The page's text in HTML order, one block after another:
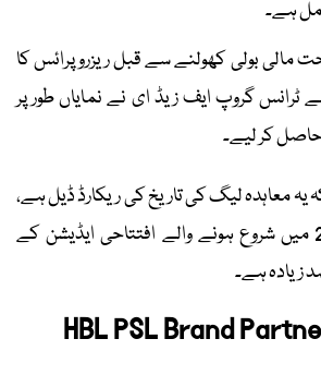
ہے۔
مالی بولی کھولنے سے قبل ریزرو پرائس کا
ٹرانس گروپ ایف زیڈ ای نے نمایاں طور پر
کر لیے۔
یہ معاہدہ لیگ کی تاریخ کی ریکارڈ ڈیل ہے،
جس کی مالیت 2016 میں شروع ہونے والے افتتاحی ایڈیشن کے
HBL PSL Brand